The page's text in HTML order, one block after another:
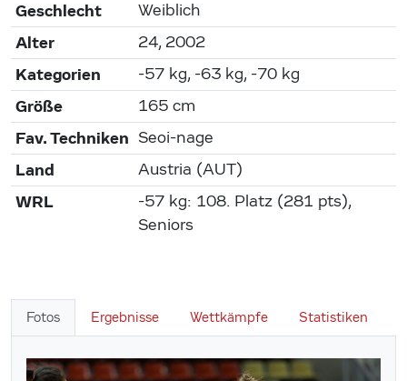
Geschlecht Weiblich
Alter 24, 2002
Kategorien -57 kg, -63 kg, -70 kg
Größe 165 cm
Fav. Techniken Seoi-nage
Land Austria (AUT)
WRL
-57 kg: 108. Platz (281 pts),
Seniors
Fotos Ergebnisse Wettkämpfe Statistiken